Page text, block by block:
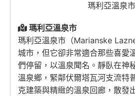
瑪利亞溫泉市
瑪利亞溫泉市
瑪利亞溫泉市（Marianske
城市，但它卻非常適合那些喜愛
們停留，以溫泉聞名。靜臥在神
溫泉鄉，緊鄰伏爾塔瓦河支流特
克建築與精緻的溫泉回廊，散發